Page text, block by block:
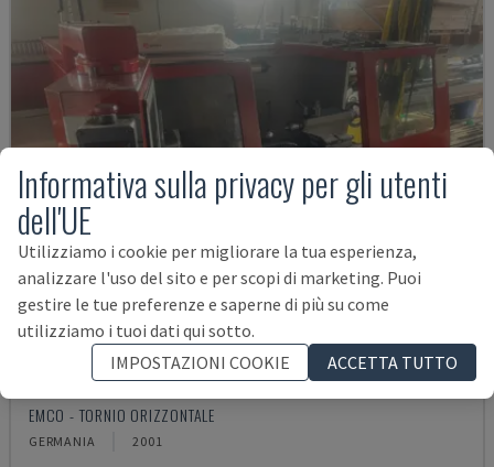
EMCOMAT 200X1000
EMCO - TORNIO ORIZZONTALE
GERMANIA 2001
Informativa sulla privacy per gli utenti
dell'UE
Utilizziamo i cookie per migliorare la tua esperienza,
analizzare l'uso del sito e per scopi di marketing. Puoi
gestire le tue preferenze e saperne di più su come
utilizziamo i tuoi dati qui sotto.
IMPOSTAZIONI COOKIE
ACCETTA TUTTO